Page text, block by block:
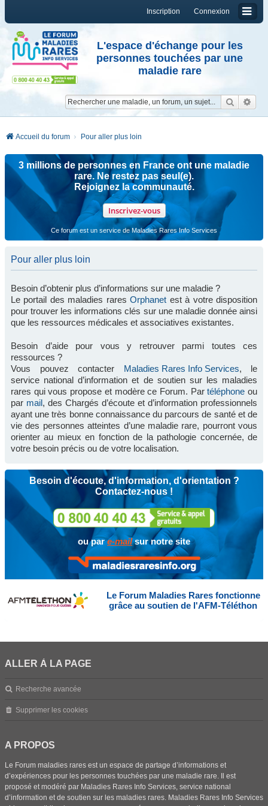
Connexion
Inscription
L'espace d'échange pour les
personnes touchées par une
maladie rare
Accueil du forum Pour aller plus loin
3 millions de personnes en France ont une maladie
rare. Ne restez pas seul(e).
Rejoignez la communauté.
Inscrivez-vous
Ce forum est un service de Maladies Rares Info Services
Pour aller plus loin
Besoin d’obtenir plus d’informations sur une maladie ?
Le portail des maladies raresOrphanet est à votre disposition
pour trouver les informations clés sur une maladie donnée ainsi
que les ressources médicales et associatives existantes.
Besoin d’aide pour vous y retrouver parmi toutes ces
ressources ?
Vous pouvez contacter Maladies Rares Info Services, le
service national d’information et de soutien sur les maladies
rares qui vous propose et modère ce Forum. Partéléphone ou
par mail, des Chargés d’écoute et d’information professionnels
ayant une très bonne connaissance du parcours de santé et de
vie des personnes atteintes d’une maladie rare, pourront vous
orienter au mieux en fonction de la pathologie concernée, de
votre besoin précis ou de votre localisation.
Besoin d'écoute, d'information, d'orientation ?
Contactez-nous !
ou pare-mailsur notre site
Le Forum Maladies Rares fonctionne
grâce au soutien de l'AFM-Téléthon
ALLER À LA PAGE
Recherche avancée
Supprimer les cookies
A PROPOS
Le Forum maladies rares est un espace de partage d’informations et
d’expériences pour les personnes touchées par une maladie rare. Il est
proposé et modéré par Maladies Rares Info Services, service national
d’information et de soutien sur les maladies rares. Maladies Rares Info Services